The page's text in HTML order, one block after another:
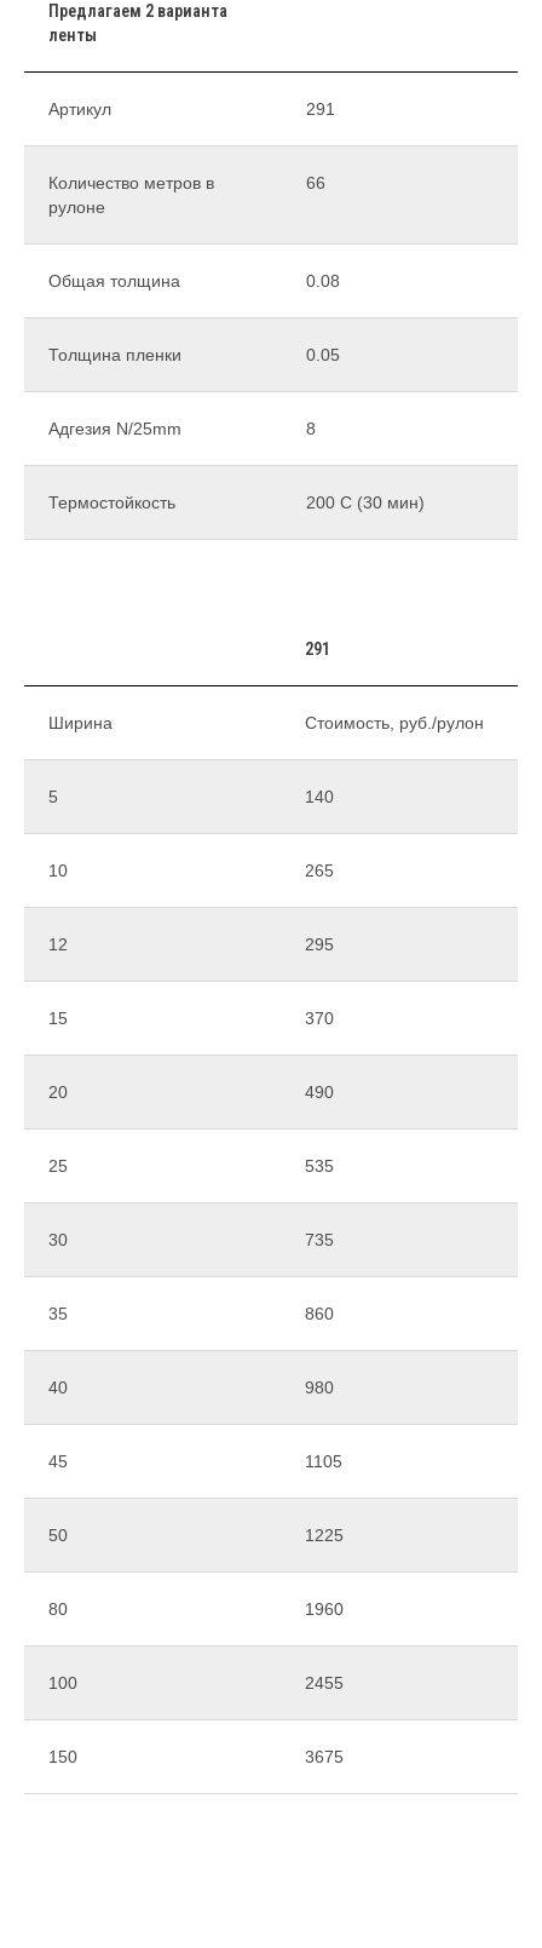
Предлагаем 2 варианта
ленты
Артикул 291
Количество метров в
рулоне
66
Общая толщина 0.08
Толщина пленки 0.05
Адгезия N/25mm 8
Термостойкость 200 С (30 мин)
291
Ширина Стоимость, руб./рулон
5 140
10 265
12 295
15 370
20 490
25 535
30 735
35 860
40 980
45 1105
50 1225
80 1960
100 2455
150 3675
Наш сервис
360 тонн красок
10 минут от заявки до счета
24/7
ХисФос FE бесплатно!